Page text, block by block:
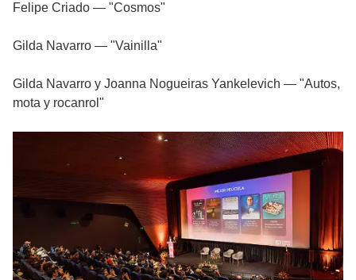
Felipe Criado — "Cosmos"
Gilda Navarro — "Vainilla"
Gilda Navarro y Joanna Nogueiras Yankelevich — "Autos,
mota y rocanrol"